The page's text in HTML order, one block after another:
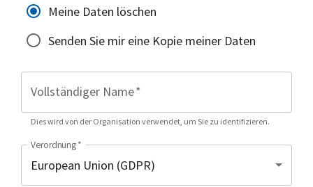
Meine Daten löschen
Senden Sie mir eine Kopie meiner Daten
Vollständiger Name*
Dies wird von der Organisation verwendet, um Sie zu identifizieren.
Verordnung*